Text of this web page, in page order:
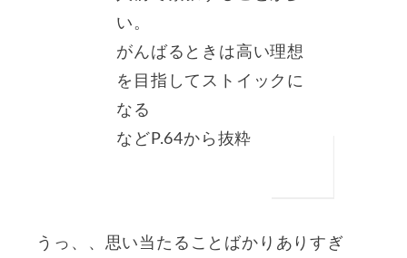
い。
がんばるときは高い理想
を目指してストイックに
なる
などP.64から抜粋
うっ、、思い当たることばかりありすぎ